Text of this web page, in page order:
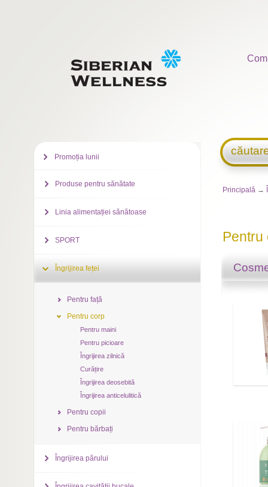
Principală →
Pentru
Promoția lunii
Produse pentru sănătate
Linia alimentației sănătoase
SPORT
Îngrijirea feței
Pentru față
Pentru corp
Pentru maini
Pentru picioare
Îngrijirea zilnică
Curățire
Îngrijirea deosebită
Îngrijirea anticelulitică
Pentru copii
Pentru bărbați
Îngrijirea părului